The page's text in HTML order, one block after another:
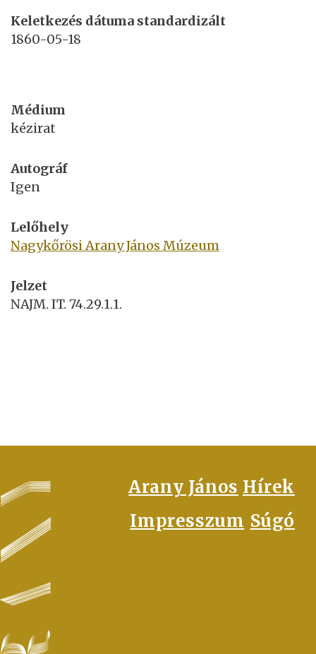
Keletkezés dátuma standardizált
1860-05-18
Médium
kézirat
Autográf
Igen
Lelőhely
Nagykőrösi Arany János Múzeum
Jelzet
NAJM. IT. 74.29.1.1.
FOOTER
Arany János Hírek
Impresszum Súgó